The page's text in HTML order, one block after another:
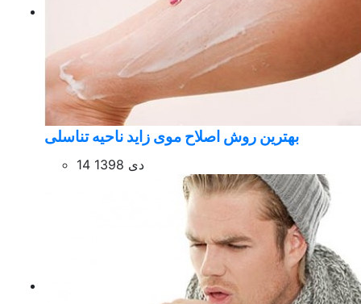
بهترین روش اصلاح موی زاید ناحیه تناسلی
14 دی 1398